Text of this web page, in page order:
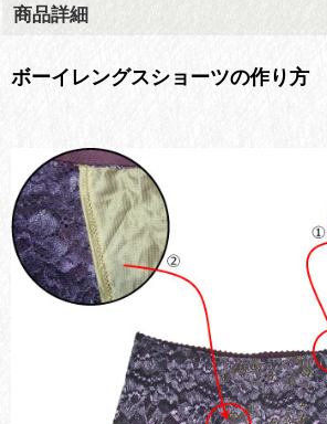
商品詳細
ボーイレングスショーツの作り方